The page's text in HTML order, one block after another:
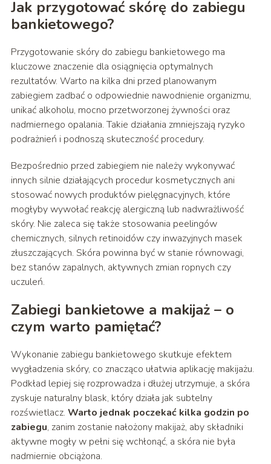
Jak przygotować skórę do zabiegu
bankietowego?
Przygotowanie skóry do zabiegu bankietowego ma
kluczowe znaczenie dla osiągnięcia optymalnych
rezultatów. Warto na kilka dni przed planowanym
zabiegiem zadbać o odpowiednie nawodnienie organizmu,
unikać alkoholu, mocno przetworzonej żywności oraz
nadmiernego opalania. Takie działania zmniejszają ryzyko
podrażnień i podnoszą skuteczność procedury.
Bezpośrednio przed zabiegiem nie należy wykonywać
innych silnie działających procedur kosmetycznych ani
stosować nowych produktów pielęgnacyjnych, które
mogłyby wywołać reakcję alergiczną lub nadwrażliwość
skóry. Nie zaleca się także stosowania peelingów
chemicznych, silnych retinoidów czy inwazyjnych masek
złuszczających. Skóra powinna być w stanie równowagi,
bez stanów zapalnych, aktywnych zmian ropnych czy
uczuleń.
Zabiegi bankietowe a makijaż – o
czym warto pamiętać?
Wykonanie zabiegu bankietowego skutkuje efektem
wygładzenia skóry, co znacząco ułatwia aplikację makijażu.
Podkład lepiej się rozprowadza i dłużej utrzymuje, a skóra
zyskuje naturalny blask, który działa jak subtelny
rozświetlacz. Warto jednak poczekać kilka godzin po
zabiegu, zanim zostanie nałożony makijaż, aby składniki
aktywne mogły w pełni się wchłonąć, a skóra nie była
nadmiernie obciążona.